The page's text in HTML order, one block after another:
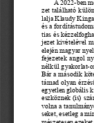
A  2022-ben
zet található
lalja Klaudy Kinga
és a
tias és
jezet kivételével
elején magyar
fejezetek angol
nélkül gyakorlat-
Bár a második
támad olyan
egyetlen globális
eszköznek (is)
volna a
seket, esetleg a
mészetesen